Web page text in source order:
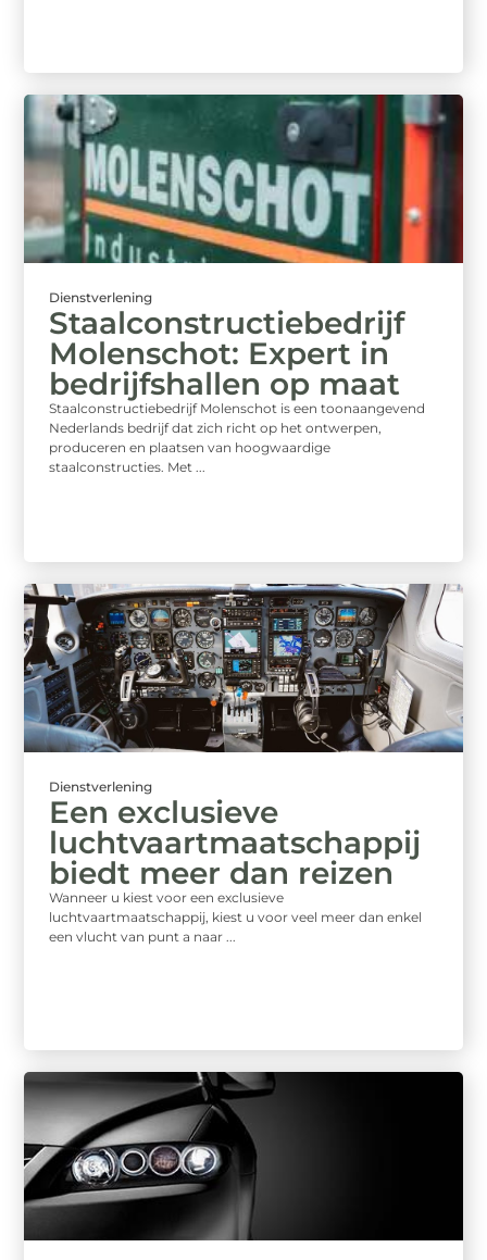
Dienstverlening
Staalconstructiebedrijf
Molenschot: Expert in
bedrijfshallen op maat
Staalconstructiebedrijf Molenschot is een toonaangevend
Nederlands bedrijf dat zich richt op het ontwerpen,
produceren en plaatsen van hoogwaardige
staalconstructies. Met ...
Dienstverlening
Een exclusieve
luchtvaartmaatschappij
biedt meer dan reizen
Wanneer u kiest voor een exclusieve
luchtvaartmaatschappij, kiest u voor veel meer dan enkel
een vlucht van punt a naar ...